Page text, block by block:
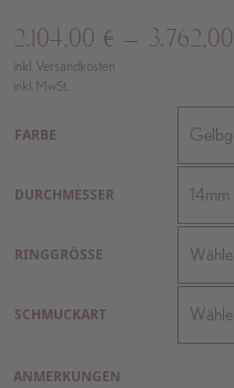
2.104,00 € – 3.762,00
inkl. Versandkosten
inkl. MwSt.
FARBE
DURCHMESSER
RINGGRÖSSE
SCHMUCKART
ANMERKUNGEN